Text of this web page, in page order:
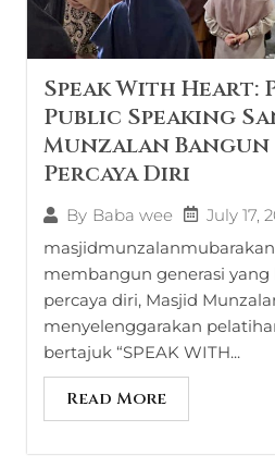
Speak With Heart:
Public Speaking
Munzalan Bangun
Percaya Diri
By Baba wee July 17,
membangun generasi
percaya diri, Masjid
menyelenggarakan
bertajuk “SPEAK WITH...
Read More